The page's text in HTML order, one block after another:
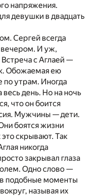
напряжения.
девушки в двадцать
Сергей всегда
И уж,
с Аглаей —
Обожаемая ею
по утрам. Иногда
день. Но на ночь
что он боится
Мужчины — дети.
боятся жизни
скрывают. Так
никогда
закрывал глаза
Одно слово —
подобные моменты
называя их